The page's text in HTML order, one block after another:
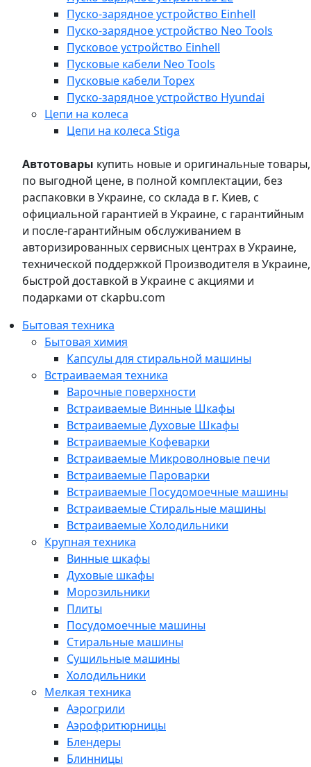
Пуско-зарядное устройство Einhell
Пуско-зарядное устройство Neo Tools
Пусковое устройство Einhell
Пусковые кабели Neo Tools
Пусковые кабели Topex
Пуско-зарядное устройство Hyundai
Цепи на колеса
Цепи на колеса Stiga
Автотовары купить новые и оригинальные товары,
по выгодной цене, в полной комплектации, без
распаковки в Украине, со склада в г. Киев, с
официальной гарантией в Украине, с гарантийным
и после-гарантийным обслуживанием в
авторизированных сервисных центрах в Украине,
технической поддержкой Производителя в Украине,
быстрой доставкой в Украине с акциями и
подарками от ckapbu.com
Бытовая техника
Бытовая химия
Капсулы для стиральной машины
Встраиваемая техника
Варочные поверхности
Встраиваемые Винные Шкафы
Встраиваемые Духовые Шкафы
Встраиваемые Кофеварки
Встраиваемые Микроволновые печи
Встраиваемые Пароварки
Встраиваемые Посудомоечные машины
Встраиваемые Стиральные машины
Встраиваемые Холодильники
Крупная техника
Винные шкафы
Духовые шкафы
Морозильники
Плиты
Посудомоечные машины
Стиральные машины
Сушильные машины
Холодильники
Мелкая техника
Аэрогрили
Аэрофритюрницы
Блендеры
Блинницы